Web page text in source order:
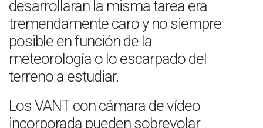
desarrollaran la misma tarea era
tremendamente caro y no siempre
posible en función de la
meteorología o lo escarpado del
terreno a estudiar.
Los VANT con cámara de vídeo
incorporada pueden sobrevolar